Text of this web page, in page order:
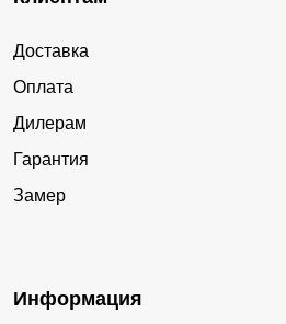
Доставка
Оплата
Дилерам
Гарантия
Замер
Информация